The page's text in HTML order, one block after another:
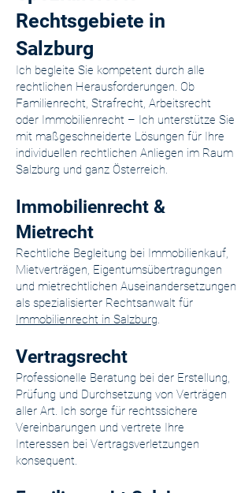
Rechtsgebiete in
Salzburg
Ich begleite Sie kompetent durch alle
rechtlichen Herausforderungen. Ob
Familienrecht, Strafrecht, Arbeitsrecht
oder Immobilienrecht – Ich unterstütze Sie
mit maßgeschneiderte Lösungen für Ihre
individuellen rechtlichen Anliegen im Raum
Salzburg und ganz Österreich.
Immobilienrecht &
Mietrecht
Rechtliche Begleitung bei Immobilienkauf,
Mietverträgen, Eigentumsübertragungen
und mietrechtlichen Auseinandersetzungen
als spezialisierter Rechtsanwalt für
Immobilienrecht in Salzburg.
Vertragsrecht
Professionelle Beratung bei der Erstellung,
Prüfung und Durchsetzung von Verträgen
aller Art. Ich sorge für rechtssichere
Vereinbarungen und vertrete Ihre
Interessen bei Vertragsverletzungen
konsequent.